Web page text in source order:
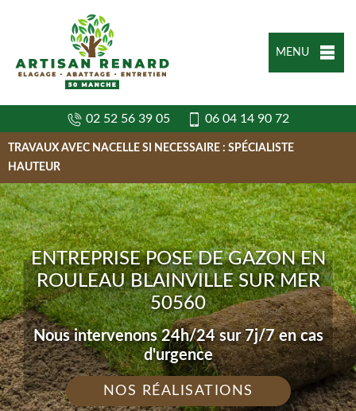
MENU
02 52 56 39 05 06 04 14 90 72
TRAVAUX AVEC NACELLE SI NECESSAIRE : SPÉCIALISTE
HAUTEUR
ENTREPRISE POSE DE GAZON EN
ROULEAU BLAINVILLE SUR MER
50560
Nous intervenons 24h/24 sur 7j/7 en cas
d'urgence
NOS RÉALISATIONS